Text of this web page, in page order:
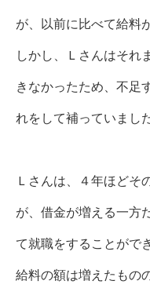
が、以前に比べて給料
しかし、Ｌさんはそれ
きなかったため、不足
れをして補っていまし
Ｌさんは、４年ほどそ
が、借金が増える一方
て就職をすることがで
給料の額は増えたもの